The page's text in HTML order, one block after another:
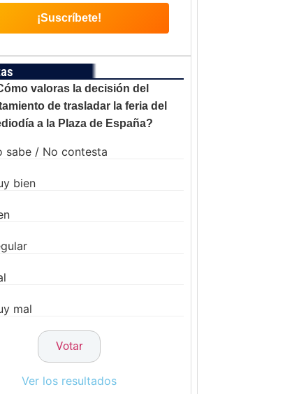
valoras la decisión del
de trasladar la feria del
a la Plaza de España?
sabe / No contesta
bien
mal
Ver los resultados